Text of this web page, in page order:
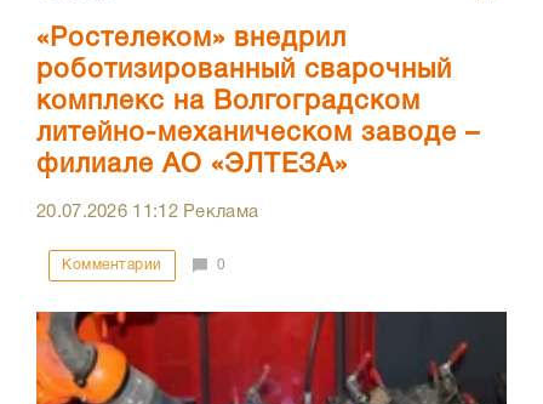
«Ростелеком» внедрил
роботизированный сварочный
комплекс на Волгоградском
литейно-механическом заводе –
филиале АО «ЭЛТЕЗА»
20.07.2026 11:12Реклама
Комментарии 0